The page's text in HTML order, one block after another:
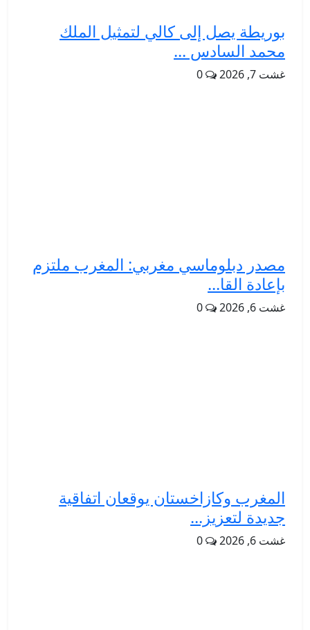
بوريطة يصل إلى كالي لتمثيل الملك
محمد السادس ...
غشت 7, 2026 0
مصدر دبلوماسي مغربي: المغرب ملتزم
بإعادة القا...
غشت 6, 2026 0
المغرب وكازاخستان يوقعان اتفاقية
جديدة لتعزيز...
غشت 6, 2026 0